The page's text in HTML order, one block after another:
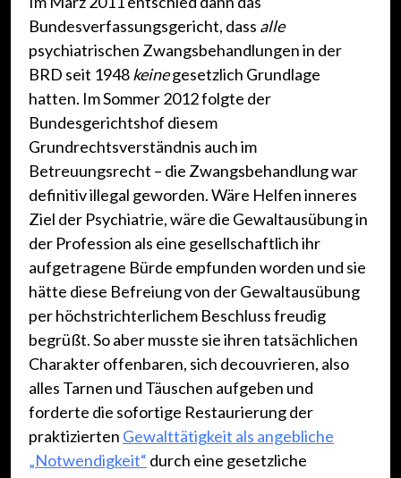
Bundesverfassungsgericht, dass alle
psychiatrischen Zwangsbehandlungen in der
BRD seit 1948keinegesetzlich Grundlage
hatten. Im Sommer 2012 folgte der
Bundesgerichtshof diesem
Grundrechtsverständnis auch im
Betreuungsrecht – die Zwangsbehandlung war
definitiv illegal geworden. Wäre Helfen inneres
Ziel der Psychiatrie, wäre die Gewaltausübung in
der Profession als eine gesellschaftlich ihr
aufgetragene Bürde empfunden worden und sie
hätte diese Befreiung von der Gewaltausübung
per höchstrichterlichem Beschluss freudig
begrüßt. So aber musste sie ihren tatsächlichen
Charakter offenbaren, sich decouvrieren, also
alles Tarnen und Täuschen aufgeben und
forderte die sofortige Restaurierung der
praktizierten Gewalttätigkeit als angebliche
„Notwendigkeit“ durch eine gesetzliche